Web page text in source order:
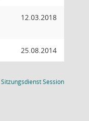
12.03.2018
25.08.2014
SitzungsdienstSession(Wird in